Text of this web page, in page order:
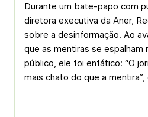
Durante um bate-papo com
diretora executiva da Aner,
sobre a desinformação. Ao
que as mentiras se espalham
público, ele foi enfático: “O
mais chato do que a